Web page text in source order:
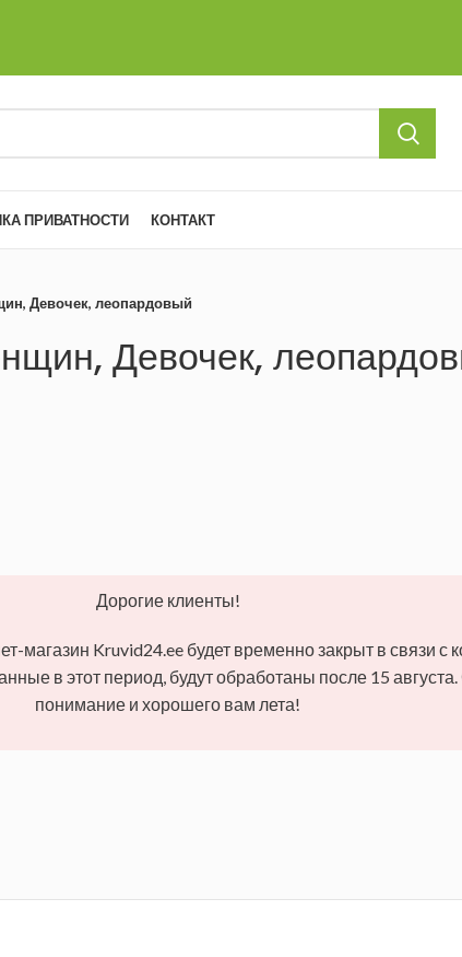
ПРИВАТНОСТИ КОНТАКТ
Девочек, леопардовый
Девочек,
Дорогие клиенты!
магазин Kruvid24.ee будет временно закрыт в связи с
в этот период, будут обработаны после 15
понимание и хорошего вам лета!